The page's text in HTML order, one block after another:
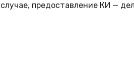
предоставление КИ —